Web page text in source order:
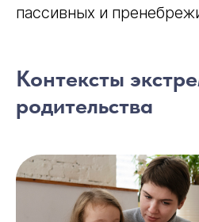
пассивных и
Контексты
родительства